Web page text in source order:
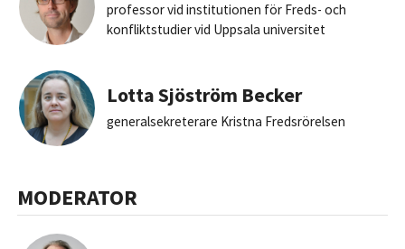
professor vid institutionen för Freds- och
konfliktstudier vid Uppsala universitet
Lotta Sjöström Becker
generalsekreterare Kristna Fredsrörelsen
MODERATOR